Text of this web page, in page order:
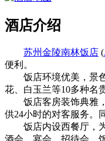
酒店介绍
苏州金陵南林饭店 (
便利。
饭店环境优美，景色
花、白玉兰等10多种名
饭店客房装饰典雅，
供24小时的对客服务。
饭店内设西餐厅，为
酒会、宴会、招待会。